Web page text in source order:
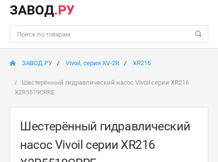
ЗАВОД.РУ
ЗАВОД РУ Vivoil, серия XV-2R XR216
Шестерённый гидравлический насос Vivoil серии XR216
X2R5519CRRE
Шестерённый гидравлический
насос Vivoil серии XR216